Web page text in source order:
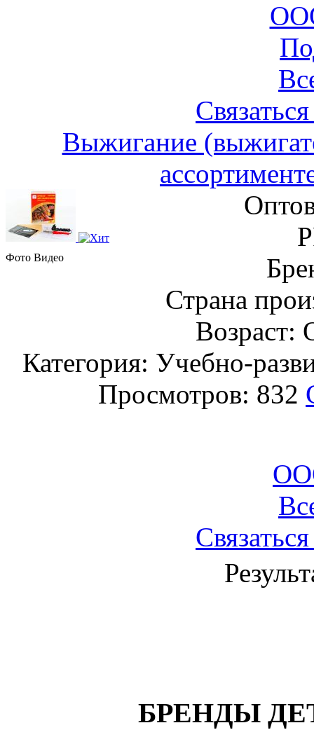
Выжигание
Фото Видео
Страна
Возраст:
Категория: Учебно-
Просмотров: 832
БРЕНДЫ